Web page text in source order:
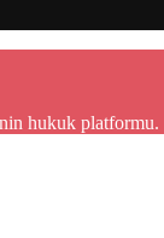
hukuk platformu.